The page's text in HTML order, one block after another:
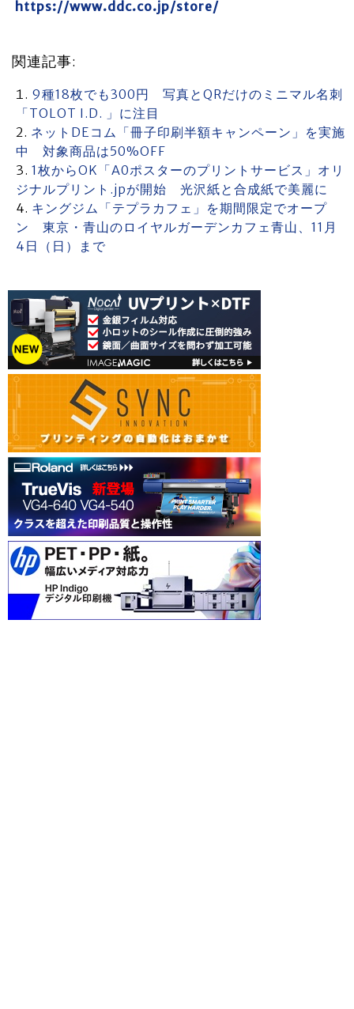
https://www.ddc.co.jp/store/
関連記事:
9種18枚でも300円 写真とQRだけのミニマル名刺
「TOLOT I.D. 」に注目
ネットDEコム「冊子印刷半額キャンペーン」を実施
中 対象商品は50%OFF
1枚からOK「A0ポスターのプリントサービス」オリ
ジナルプリント.jpが開始 光沢紙と合成紙で美麗に
キングジム「テプラカフェ」を期間限定でオープ
ン 東京・青山のロイヤルガーデンカフェ青山、11月
4日（日）まで